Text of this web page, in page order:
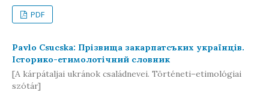
PDF
Pavlo Csucska: Прізвища закарпатсъких українців.
Історико-етимолотічний словник
[A kárpátaljai ukránok családnevei. Történeti–etimológiai
szótár]